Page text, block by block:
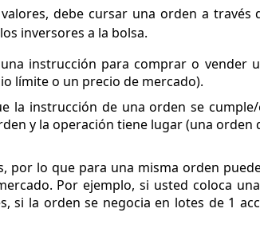
debe cursar una orden a través
inversores a la bolsa.
instrucción para comprar o vender
límite o un precio de mercado).
la instrucción de una orden se
y la operación tiene lugar (una orden
por lo que para una misma orden
Por ejemplo, si usted coloca
si la orden se negocia en lotes de 1